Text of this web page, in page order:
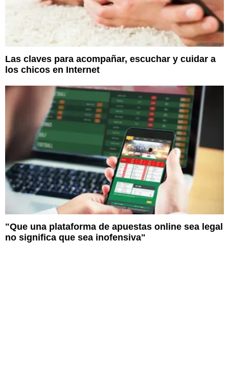
Las claves para acompañar, escuchar y cuidar a
los chicos en Internet
"Que una plataforma de apuestas online sea legal
no significa que sea inofensiva"